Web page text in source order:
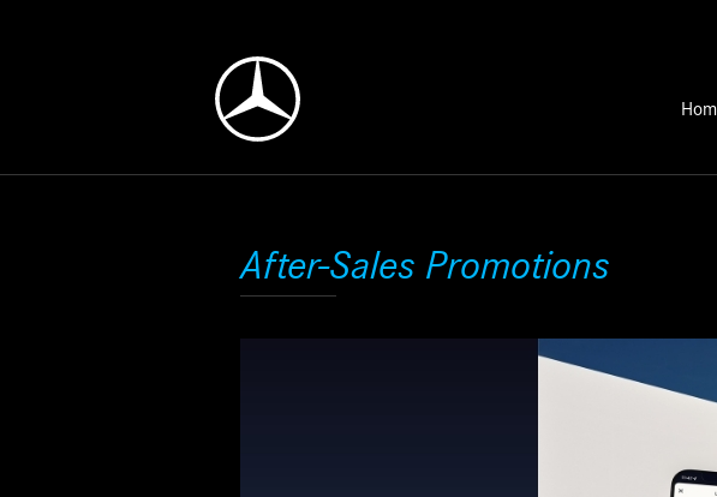
After-Sales Promotions